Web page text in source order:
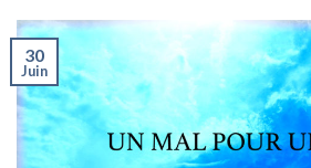
30
Juin